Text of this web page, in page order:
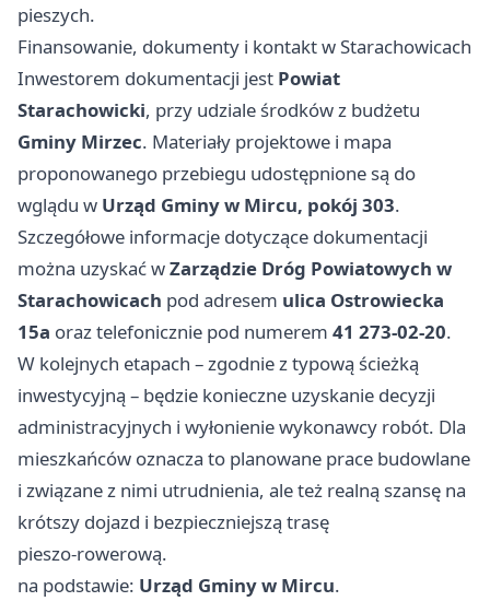
pieszych.
Finansowanie, dokumenty i kontakt w Starachowicach
Inwestorem dokumentacji jest Powiat
Starachowicki, przy udziale środków z budżetu
Gminy Mirzec. Materiały projektowe i mapa
proponowanego przebiegu udostępnione są do
wglądu w Urząd Gminy w Mircu, pokój 303.
Szczegółowe informacje dotyczące dokumentacji
można uzyskać wZarządzie Dróg Powiatowych w
Starachowicach pod adresem ulica Ostrowiecka
15a oraz telefonicznie pod numerem 41 273‑02‑20.
W kolejnych etapach – zgodnie z typową ścieżką
inwestycyjną – będzie konieczne uzyskanie decyzji
administracyjnych i wyłonienie wykonawcy robót. Dla
mieszkańców oznacza to planowane prace budowlane
i związane z nimi utrudnienia, ale też realną szansę na
krótszy dojazd i bezpieczniejszą trasę
pieszo‑rowerową.
na podstawie: Urząd Gminy w Mircu.